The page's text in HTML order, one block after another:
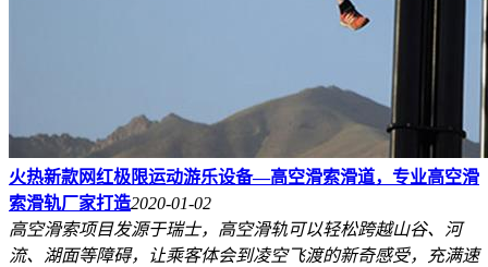
火热新款网红极限运动游乐设备—高空滑索滑道，专业高空滑
索滑轨厂家打造2020-01-02
高空滑索项目发源于瑞士，高空滑轨可以轻松跨越山谷、河
流、湖面等障碍，让乘客体会到凌空飞渡的新奇感受，充满速